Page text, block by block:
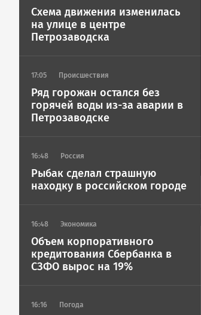
Схема движения изменилась
на улице в центре
Петрозаводска
17:05 Происшествия
Ряд горожан остался без
горячей воды из-за аварии в
Петрозаводске
16:48 Россия
Рыбак сделал страшную
находку в российском городе
16:48 Экономика
Объем корпоративного
кредитования Сбербанка в
СЗФО вырос на 19%
16:16 Погода